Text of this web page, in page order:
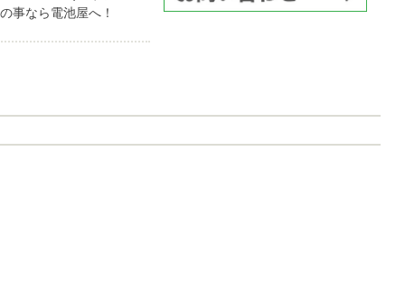
事なら電池屋へ！